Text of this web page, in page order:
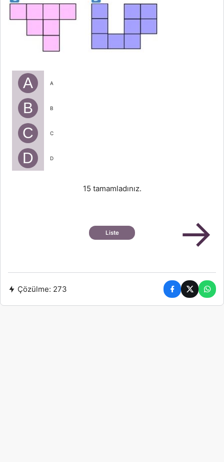
A A
B B
C C
D D
15 tamamladınız.
Liste →
Çözülme: 273